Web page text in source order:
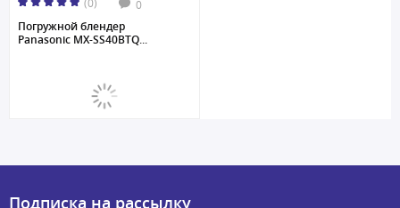
0
Погружной блендер
Panasonic MX-SS40BTQ...
Подписка на рассылку